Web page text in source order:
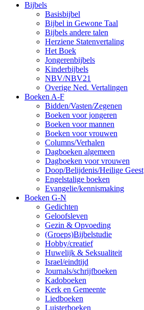
Bijbels
Basisbijbel
Bijbel in Gewone Taal
Bijbels andere talen
Herziene Statenvertaling
Het Boek
Jongerenbijbels
Kinderbijbels
NBV/NBV21
Overige Ned. Vertalingen
Boeken A-F
Bidden/Vasten/Zegenen
Boeken voor jongeren
Boeken voor mannen
Boeken voor vrouwen
Columns/Verhalen
Dagboeken algemeen
Dagboeken voor vrouwen
Doop/Belijdenis/Heilige Geest
Engelstalige boeken
Evangelie/kennismaking
Boeken G-N
Gedichten
Geloofsleven
Gezin & Opvoeding
(Groeps)Bijbelstudie
Hobby/creatief
Huwelijk & Seksualiteit
Israel/eindtijd
Journals/schrijfboeken
Kadoboeken
Kerk en Gemeente
Liedboeken
Luisterboeken